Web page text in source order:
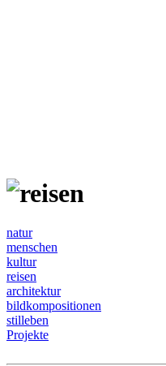
natur
menschen
kultur
reisen
architektur
bildkompositionen
stilleben
Projekte